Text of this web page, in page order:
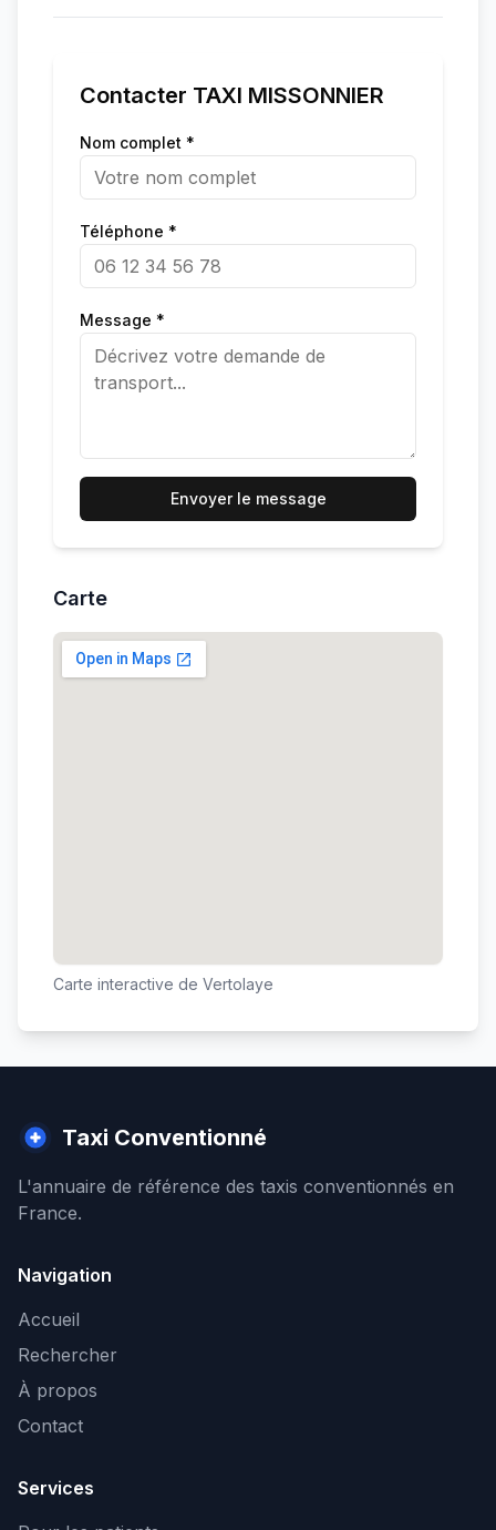
Contacter TAXI MISSONNIER
Nom complet *
Téléphone *
Message *
Envoyer le message
Carte
Carte interactive de Vertolaye
Taxi Conventionné
L'annuaire de référence des taxis conventionnés en
France.
Navigation
Accueil
Rechercher
À propos
Contact
Services